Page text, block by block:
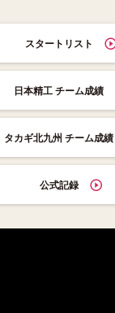
スタートリスト
日本精工 チーム成績
タカギ北九州 チーム成績
公式記録